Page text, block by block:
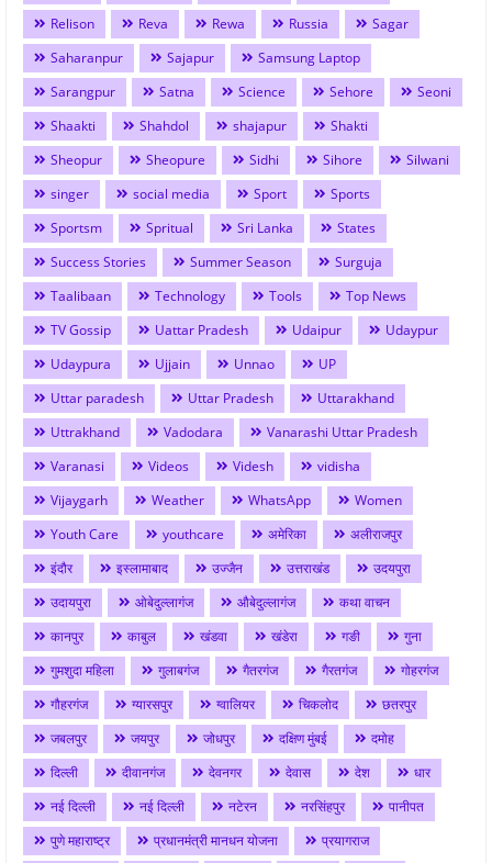
Relison
Reva Rewa Russia
Sagar
Saharanpur
Sajapur
Samsung Laptop
Sarangpur
Satna Science Sehore
Seoni
Shaakti
Shahdol shajapur
Shakti
Sheopur
Sheopure Sidhi Sihore
Silwani
singer
social media Sport
Sports
Sportsm
Spritual Sri Lanka
States
Success Stories
Summer Season
Surguja
Taalibaan
Technology Tools
Top News
TV Gossip
Uattar Pradesh Udaipur
Udaypur
Udaypura
Ujjain Unnao
UP
Uttar paradesh
Uttar Pradesh
Uttarakhand
Uttrakhand
Vadodara
Vanarashi Uttar Pradesh
Varanasi
Videos Videsh
vidisha
Vijaygarh
Weather WhatsApp
Women
Youth Care
youthcare अमेरिका
अलीराजपुर
इंदौर
इस्लामाबाद उज्जैन उत्तराखंड
उदयपुरा
उदायपुरा
ओबेदुल्लागंज औबेदुल्लागंज
कथा वाचन
कानपुर
काबुल खंडवा खंडेरा गङी
गुना
गुमशुदा महिला
गुलाबगंज गैतरगंज गैरतगंज
गोहरगंज
गौहरगंज
ग्यारसपुर ग्वालियर चिकलोद
छतरपुर
जबलपुर
जयपुर जोधपुर दक्षिण मुंबई
दमोह
दिल्ली
दीवानगंज देवनगर देवास देश
धार
नई दिल्ली
नई दिल्ली नटेरन नरसिंहपुर
पानीपत
पुणे महाराष्ट्र
प्रधानमंत्री मानधन योजना
प्रयागराज